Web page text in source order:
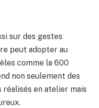
sur des gestes
peut adopter au
comme la 600
non seulement des
en atelier mais